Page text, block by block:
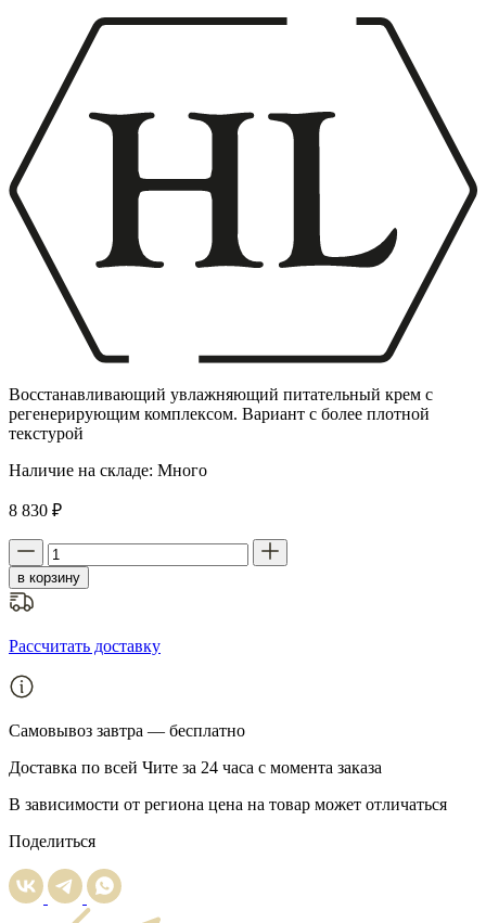
Восстанавливающий увлажняющий питательный крем с
регенерирующим комплексом. Вариант с более плотной
текстурой
Наличие на складе: Много
8 830 ₽
в корзину
Рассчитать доставку
Самовывоз завтра — бесплатно
Доставка по всей Чите за 24 часа с момента заказа
В зависимости от региона цена на товар может отличаться
Поделиться